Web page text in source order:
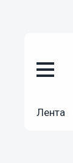
Лента